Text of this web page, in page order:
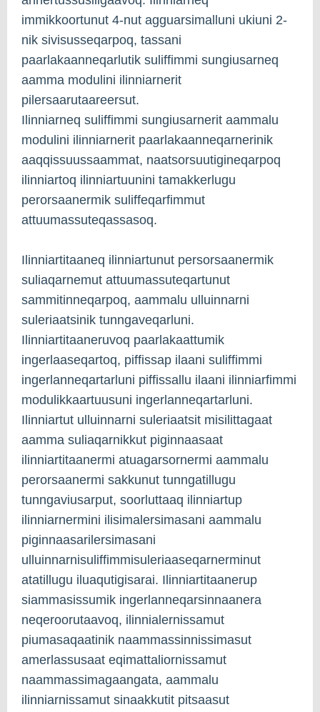
immikkoortunut 4-nut agguarsimalluni ukiuni 2-
nik sivisusseqarpoq, tassani
paarlakaanneqarlutik suliffimmi sungiusarneq
aamma modulini ilinniarnerit
pilersaarutaareersut.
Ilinniarneq suliffimmi sungiusarnerit aammalu
modulini ilinniarnerit paarlakaanneqarnerinik
aaqqissuussaammat, naatsorsuutigineqarpoq
ilinniartoq ilinniartuunini tamakkerlugu
perorsaanermik suliffeqarfimmut
attuumassuteqassasoq.
Ilinniartitaaneq ilinniartunut persorsaanermik
suliaqarnemut attuumassuteqartunut
sammitinneqarpoq, aammalu ulluinnarni
suleriaatsinik tunngaveqarluni.
Ilinniartitaaneruvoq paarlakaattumik
ingerlaaseqartoq, piffissap ilaani suliffimmi
ingerlanneqartarluni piffissallu ilaani ilinniarfimmi
modulikkaartuusuni ingerlanneqartarluni.
Ilinniartut ulluinnarni suleriaatsit misilittagaat
aamma suliaqarnikkut piginnaasaat
ilinniartitaanermi atuagarsornermi aammalu
perorsaanermi sakkunut tunngatillugu
tunngaviusarput, soorluttaaq ilinniartup
ilinniarnermini ilisimalersimasani aammalu
piginnaasarilersimasani
ulluinnarnisuliffimmisuleriaaseqarnerminut
atatillugu iluaqutigisarai. Ilinniartitaanerup
siammasissumik ingerlanneqarsinnaanera
neqeroorutaavoq, ilinnialernissamut
piumasaqaatinik naammassinnissimasut
amerlassusaat eqimattaliornissamut
naammassimagaangata, aammalu
ilinniarnissamut sinaakkutit pitsaasut